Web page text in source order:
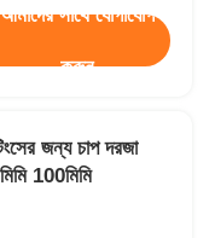
আমাদের সাথে যোগাযোগ
করুন
জন্য চাপ দরজা
100মিমি